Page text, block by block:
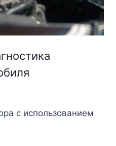
с использованием